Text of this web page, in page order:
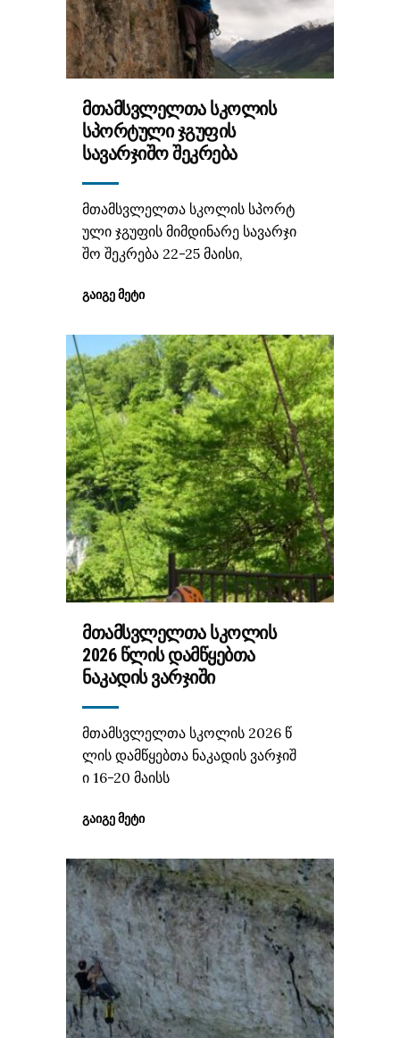
ᲛᲗᲐᲛᲡᲕᲚᲔᲚᲗᲐ ᲡᲙᲝᲚᲘᲡ
ᲡᲞᲝᲠᲢᲣᲚᲘ ᲯᲒᲣᲤᲘᲡ
ᲡᲐᲕᲐᲠᲯᲘᲨᲝ ᲨᲔᲙᲠᲔᲑᲐ
მთამსვლელთა სკოლის სპორტ
ული ჯგუფის მიმდინარე სავარჯი
შო შეკრება 22-25 მაისი,
ᲒᲐᲘᲒᲔ ᲛᲔᲢᲘ
ᲛᲗᲐᲛᲡᲕᲚᲔᲚᲗᲐ ᲡᲙᲝᲚᲘᲡ
2026 ᲬᲚᲘᲡ ᲓᲐᲛᲬᲧᲔᲑᲗᲐ
ᲜᲐᲙᲐᲓᲘᲡ ᲕᲐᲠᲯᲘᲨᲘ
მთამსვლელთა სკოლის 2026 წ
ლის დამწყებთა ნაკადის ვარჯიშ
ი 16-20 მაისს
ᲒᲐᲘᲒᲔ ᲛᲔᲢᲘ